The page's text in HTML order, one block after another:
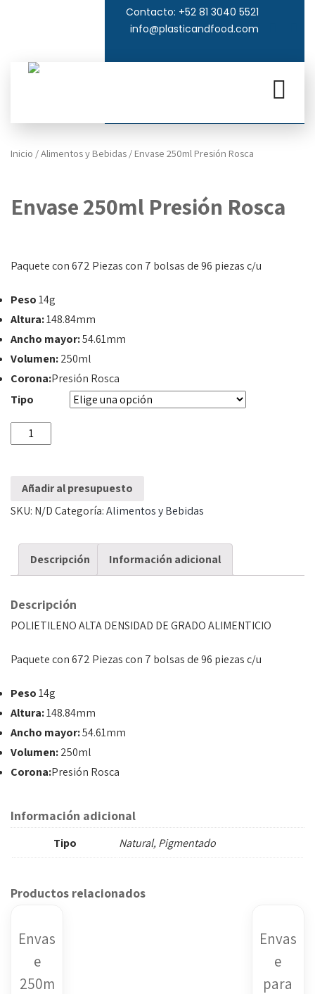
Contacto: +52 81 3040 5521
info@plasticandfood.com
Inicio /Alimentos y Bebidas / Envase 250ml Presión Rosca
Envase 250ml Presión Rosca
Paquete con 672 Piezas con 7 bolsas de 96 piezas c/u
Peso14g
Altura:148.84mm
Ancho mayor:54.61mm
Volumen:250ml
Corona:Presión Rosca
Tipo
Envase
Rosca
cantidad
Añadir al presupuesto
SKU: N/DCategoría:Alimentos y Bebidas
Descripción Información adicional
Descripción
POLIETILENO ALTA DENSIDAD DE GRADO ALIMENTICIO
Paquete con 672 Piezas con 7 bolsas de 96 piezas c/u
Peso14g
Altura:148.84mm
Ancho mayor:54.61mm
Volumen:250ml
Corona:Presión Rosca
Información adicional
Tipo Natural, Pigmentado
Productos relacionados
Envas
e
250m
Envas
e
para